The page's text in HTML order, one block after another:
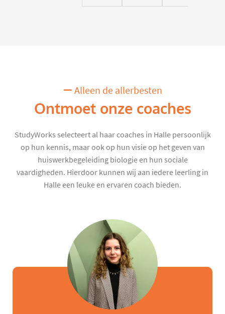
Alleen de allerbesten
Ontmoet onze coaches
StudyWorks selecteert al haar coaches in Halle persoonlijk
op hun kennis, maar ook op hun visie op het geven van
huiswerkbegeleiding biologie en hun sociale
vaardigheden. Hierdoor kunnen wij aan iedere leerling in
Halle een leuke en ervaren coach bieden.